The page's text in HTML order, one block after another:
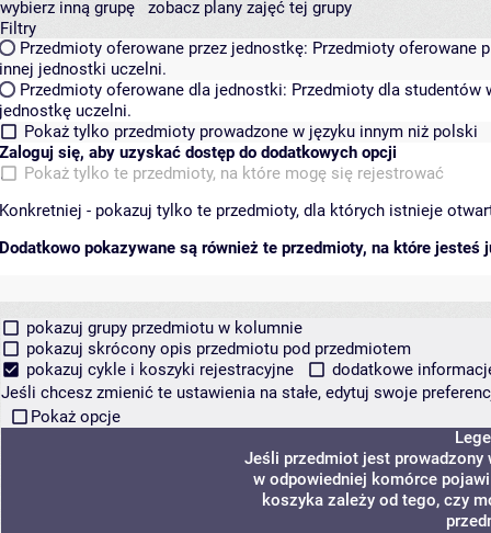
wybierz inną grupę
zobacz plany zajęć tej grupy
Filtry
Przedmioty oferowane przez jednostkę: Przedmioty oferowane
innej jednostki uczelni.
Przedmioty oferowane dla jednostki: Przedmioty dla studentów
jednostkę uczelni.
Pokaż tylko przedmioty prowadzone w języku innym niż polski
Zaloguj się, aby uzyskać dostęp do dodatkowych opcji
Pokaż tylko te przedmioty, na które mogę się rejestrować
Konkretniej - pokazuj tylko te przedmioty, dla których istnieje
Dodatkowo pokazywane są również te przedmioty, na które jesteś
pokazuj grupy przedmiotu w kolumnie
pokazuj skrócony opis przedmiotu pod przedmiotem
pokazuj cykle i koszyki rejestracyjne
dodatkowe
Jeśli chcesz zmienić te ustawienia na stałe, edytuj swoje
Pokaż opcje
Jeśli przedmiot jest prowadzony
w odpowiedniej komórce
koszyka zależy od tego, czy